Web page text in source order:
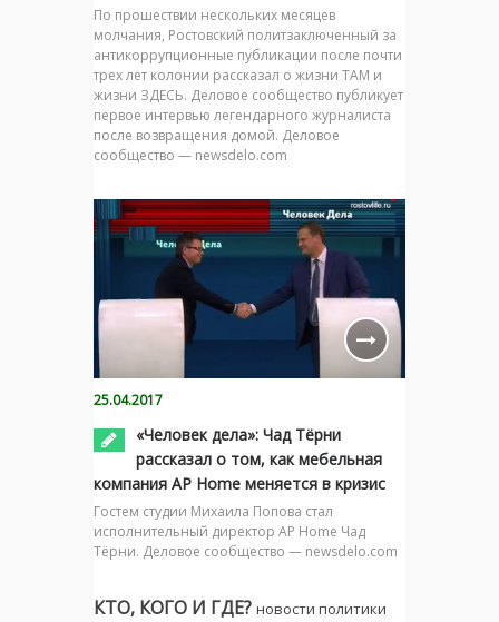
По прошествии нескольких месяцев
молчания, Ростовский политзаключенный за
антикоррупционные публикации после почти
трех лет колонии рассказал о жизни ТАМ и
жизни ЗДЕСЬ. Деловое сообщество публикует
первое интервью легендарного журналиста
после возвращения домой. Деловое
сообщество — newsdelo.com
25.04.2017
«Человек дела»: Чад Тёрни
рассказал о том, как мебельная
компания AP Home меняется в кризис
Гостем студии Михаила Попова стал
исполнительный директор AP Home Чад
Тёрни. Деловое сообщество — newsdelo.com
КТО, КОГО И ГДЕ? новости политики